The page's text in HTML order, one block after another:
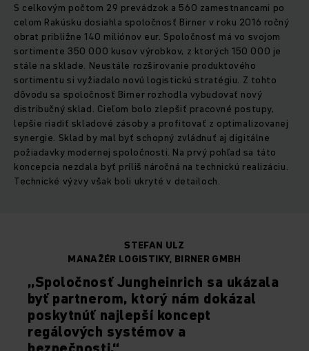
S celkovým počtom 29 prevádzok a 560 zamestnancami po
celom Rakúsku dosiahla spoločnosť Birner v roku 2016 ročný
obrat približne 140 miliónov eur. Spoločnosť má vo svojom
sortimente 350 000 kusov výrobkov, z ktorých 150 000 je
stále na sklade. Neustále rozširovanie produktového
sortimentu si vyžiadalo novú logistickú stratégiu. Z tohto
dôvodu sa spoločnosť Birner rozhodla vybudovať nový
distribučný sklad. Cieľom bolo zlepšiť pracovné postupy,
lepšie riadiť skladové zásoby a profitovať z optimalizovanej
synergie. Sklad by mal byť schopný zvládnuť aj digitálne
požiadavky modernej spoločnosti. Na prvý pohľad sa táto
koncepcia nezdala byť príliš náročná na technickú realizáciu.
Technické výzvy však boli ukryté v detailoch.
STEFAN ULZ
MANAŽÉR LOGISTIKY, BIRNER GMBH
„Spoločnosť Jungheinrich sa ukázala
byť partnerom, ktorý nám dokázal
poskytnúť najlepší koncept
regálových systémov a